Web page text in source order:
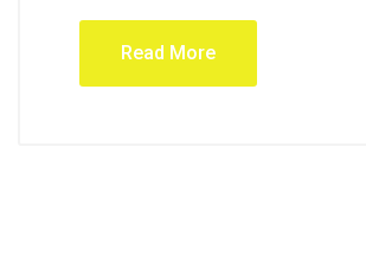
Read More